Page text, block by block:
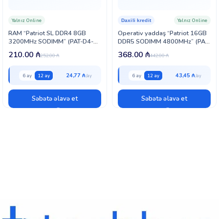
RAM “Patriot SL DDR4 8GB
3200MHz SODIMM” (PAT-D4-8-
3200-SO-SL)
Yalnız Online
252.00₼
210.00 ₼
6 ay 12 ay 24,77 ₼
Səbətə əlavə et
Operativ yaddaş “Patriot 16GB
DDR5 SODIMM 4800MHz” (PAT-
D5-16-4800-SO)
Daxili kredit Yalnız Online
442.00₼
368.00 ₼
6 ay 12 ay 43,45 ₼
Səbətə əlavə et